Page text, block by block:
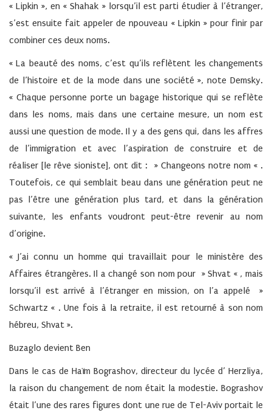
« Lipkin », en « Shahak » lorsqu’il est parti étudier à l’étranger,
s’est ensuite fait appeler de npouveau « Lipkin » pour finir par
combiner ces deux noms.
« La beauté des noms, c’est qu’ils reflètent les changements
de l’histoire et de la mode dans une société », note Demsky.
« Chaque personne porte un bagage historique qui se reflète
dans les noms, mais dans une certaine mesure, un nom est
aussi une question de mode. Il y a des gens qui, dans les affres
de l’immigration et avec l’aspiration de construire et de
réaliser [le rêve sioniste], ont dit : » Changeons notre nom « .
Toutefois, ce qui semblait beau dans une génération peut ne
pas l’être une génération plus tard, et dans la génération
suivante, les enfants voudront peut-être revenir au nom
d’origine.
« J’ai connu un homme qui travaillait pour le ministère des
Affaires étrangères. Il a changé son nom pour » Shvat « , mais
lorsqu’il est arrivé à l’étranger en mission, on l’a appelé »
Schwartz « . Une fois à la retraite, il est retourné à son nom
hébreu, Shvat ».
Buzaglo devient Ben
Dans le cas de Haïm Bograshov, directeur du lycée d’ Herzliya,
la raison du changement de nom était la modestie. Bograshov
était l’une des rares figures dont une rue de Tel-Aviv portait le